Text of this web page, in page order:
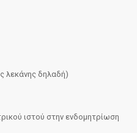
λεκάνης δηλαδή)
ιστού στην ενδομητρίωση